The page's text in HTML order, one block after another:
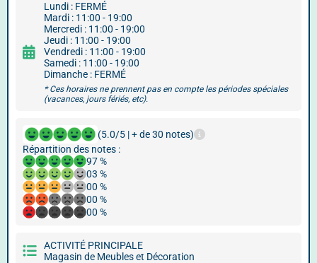
Lundi : FERMÉ
Mardi : 11:00 - 19:00
Mercredi : 11:00 - 19:00
Jeudi : 11:00 - 19:00
Vendredi : 11:00 - 19:00
Samedi : 11:00 - 19:00
Dimanche : FERMÉ
* Ces horaires ne prennent pas en compte les périodes spéciales
(vacances, jours fériés, etc).
(5.0/5 | + de 30 notes)
Répartition des notes :
97 %
03 %
00 %
00 %
00 %
ACTIVITÉ PRINCIPALE
Magasin de Meubles et Décoration